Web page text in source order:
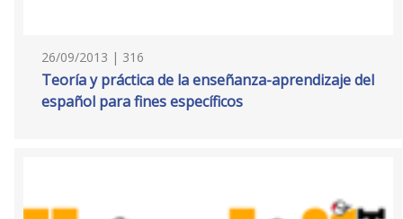
26/09/2013 | 316
Teoría y práctica de la enseñanza-aprendizaje del
español para fines específicos